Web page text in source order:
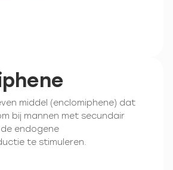
middel (enclomiphene) dat
bij mannen met secundair
endogene
te stimuleren.